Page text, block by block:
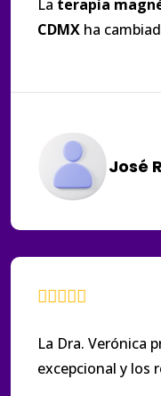
La terapia
CDMX ha
José
La Dra. Verónica
excepcional y los